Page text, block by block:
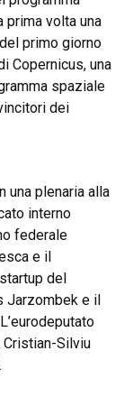
volta una
primo giorno
Copernicus, una
spaziale
dei
una plenaria alla
interno
federale
e il
del
Jarzombek e il
Silviu